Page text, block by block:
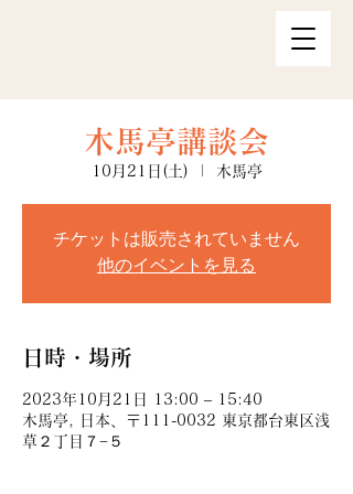
木馬亭講談会
10月21日(土) 木馬亭
チケットは販売されていません
他のイベントを見る
日時・場所
2023年10月21日 13:00 – 15:40
木馬亭, 日本、〒111-0032 東京都台東区浅
草２丁目７−５